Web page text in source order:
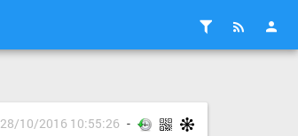
28/10/2016 10:55:26